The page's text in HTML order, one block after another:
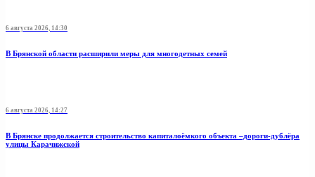
6 августа 2026, 14:30
В Брянской области расширили меры для многодетных семей
6 августа 2026, 14:27
В Брянске продолжается строительство капиталоёмкого объекта –дороги-дублёра
улицы Карачижской